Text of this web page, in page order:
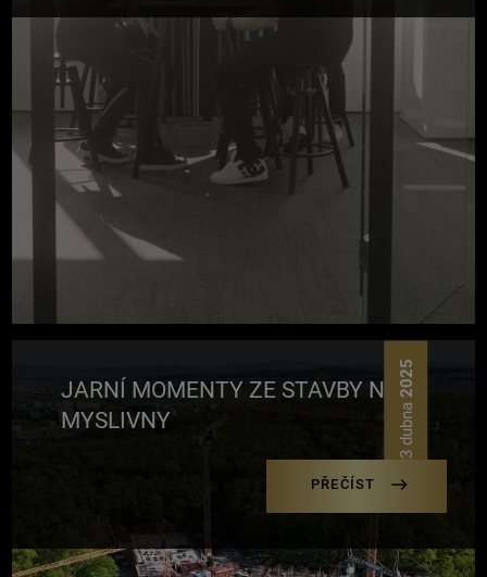
23 dubna
2025
JARNÍ MOMENTY ZE STAVBY NOVÉ
MYSLIVNY
PŘEČÍST